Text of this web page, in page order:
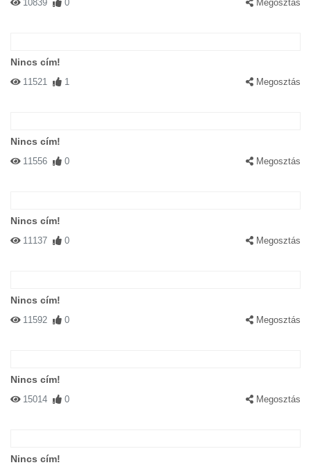
10839 0 Megosztás
Nincs cím!
11521 1 Megosztás
Nincs cím!
11556 0 Megosztás
Nincs cím!
11137 0 Megosztás
Nincs cím!
11592 0 Megosztás
Nincs cím!
15014 0 Megosztás
Nincs cím!